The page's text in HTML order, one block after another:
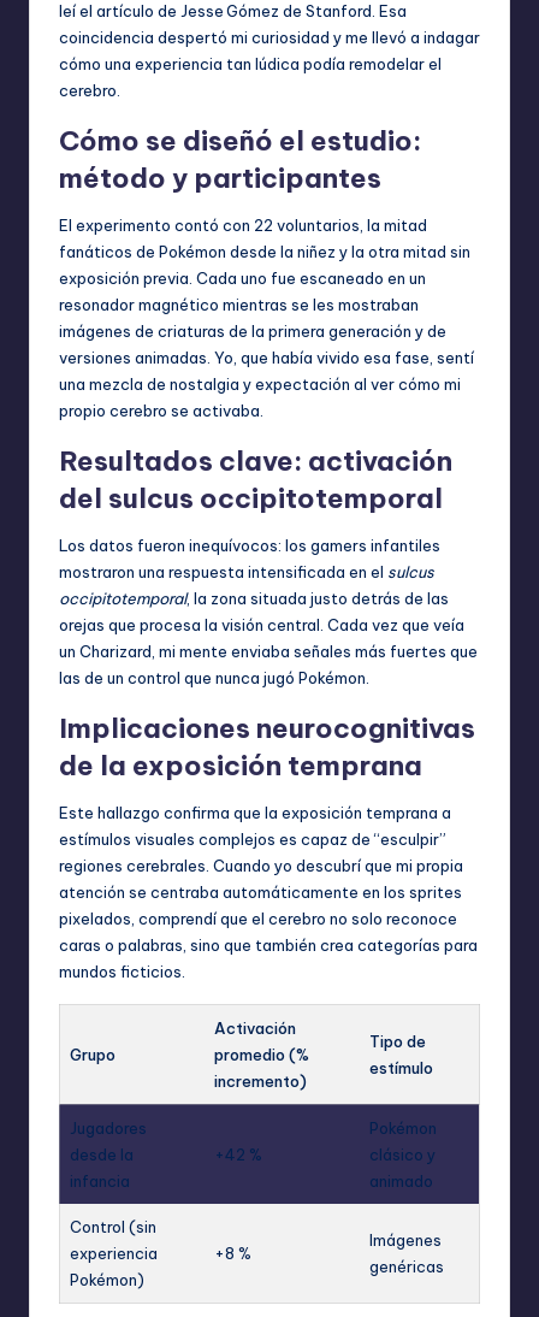
leí el artículo de Jesse Gómez de Stanford. Esa
coincidencia despertó mi curiosidad y me llevó a indagar
cómo una experiencia tan lúdica podía remodelar el
cerebro.
Cómo se diseñó el estudio:
método y participantes
El experimento contó con 22 voluntarios, la mitad
fanáticos de Pokémon desde la niñez y la otra mitad sin
exposición previa. Cada uno fue escaneado en un
resonador magnético mientras se les mostraban
imágenes de criaturas de la primera generación y de
versiones animadas. Yo, que había vivido esa fase, sentí
una mezcla de nostalgia y expectación al ver cómo mi
propio cerebro se activaba.
Resultados clave: activación
del sulcus occipitotemporal
Los datos fueron inequívocos: los gamers infantiles
mostraron una respuesta intensificada en el sulcus
occipitotemporal, la zona situada justo detrás de las
orejas que procesa la visión central. Cada vez que veía
un Charizard, mi mente enviaba señales más fuertes que
las de un control que nunca jugó Pokémon.
Implicaciones neurocognitivas
de la exposición temprana
Este hallazgo confirma que la exposición temprana a
estímulos visuales complejos es capaz de “esculpir”
regiones cerebrales. Cuando yo descubrí que mi propia
atención se centraba automáticamente en los sprites
pixelados, comprendí que el cerebro no solo reconoce
caras o palabras, sino que también crea categorías para
mundos ficticios.
Grupo
Activación
promedio (%
incremento)
Tipo de
estímulo
Jugadores
desde la
infancia
+42 %
Pokémon
clásico y
animado
Control (sin
experiencia
Pokémon)
+8 %
Imágenes
genéricas